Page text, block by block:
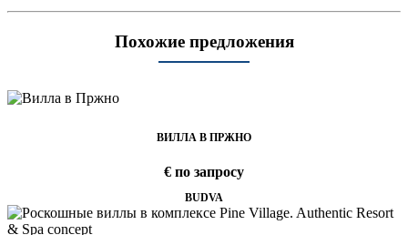
Похожие предложения
ВИЛЛА В ПРЖНО
€ по запросу
BUDVA